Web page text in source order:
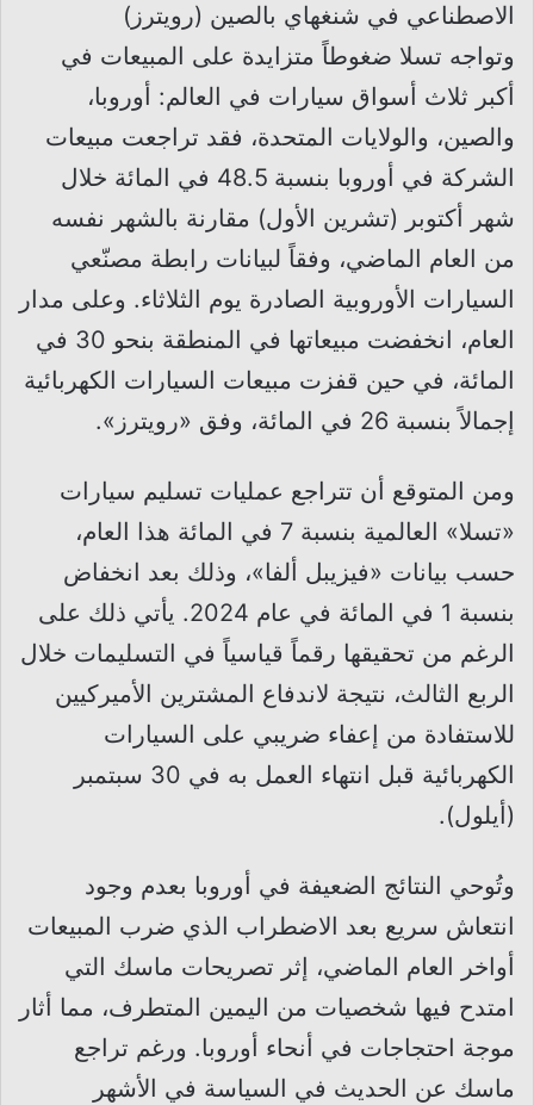
الاصطناعي في شنغهاي بالصين (رويترز)
وتواجه تسلا ضغوطاً متزايدة على المبيعات في
أكبر ثلاث أسواق سيارات في العالم: أوروبا،
والصين، والولايات المتحدة، فقد تراجعت مبيعات
الشركة في أوروبا بنسبة 48.5 في المائة خلال
شهر أكتوبر (تشرين الأول) مقارنة بالشهر نفسه
من العام الماضي، وفقاً لبيانات رابطة مصنّعي
السيارات الأوروبية الصادرة يوم الثلاثاء. وعلى مدار
العام، انخفضت مبيعاتها في المنطقة بنحو 30 في
المائة، في حين قفزت مبيعات السيارات الكهربائية
إجمالاً بنسبة 26 في المائة، وفق «رويترز».
ومن المتوقع أن تتراجع عمليات تسليم سيارات
«تسلا» العالمية بنسبة 7 في المائة هذا العام،
حسب بيانات «فيزيبل ألفا»، وذلك بعد انخفاض
بنسبة 1 في المائة في عام 2024. يأتي ذلك على
الرغم من تحقيقها رقماً قياسياً في التسليمات خلال
الربع الثالث، نتيجة لاندفاع المشترين الأميركيين
للاستفادة من إعفاء ضريبي على السيارات
الكهربائية قبل انتهاء العمل به في 30 سبتمبر
(أيلول).
وتُوحي النتائج الضعيفة في أوروبا بعدم وجود
انتعاش سريع بعد الاضطراب الذي ضرب المبيعات
أواخر العام الماضي، إثر تصريحات ماسك التي
امتدح فيها شخصيات من اليمين المتطرف، مما أثار
موجة احتجاجات في أنحاء أوروبا. ورغم تراجع
ماسك عن الحديث في السياسة في الأشهر